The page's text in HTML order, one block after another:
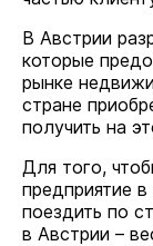
В Австрии
которые
рынке
стране
получить на
Для того,
предприятие
поездить по
в Австрии –